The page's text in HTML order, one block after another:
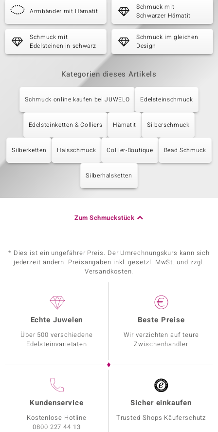
Armbänder mit Hämatit
Schmuck mit
Schwarzer Hämatit
Schmuck mit
Edelsteinen in schwarz
Schmuck im gleichen
Design
Kategorien dieses Artikels
Schmuck online kaufen bei JUWELO Edelsteinschmuck
Edelsteinketten & Colliers Hämatit Silberschmuck
Silberketten Halsschmuck Collier-Boutique Bead Schmuck
Silberhalsketten
Zum Schmuckstück
* Dies ist ein ungefährer Preis. Der Umrechnungskurs kann sich
jederzeit ändern. Preisangaben inkl. gesetzl. MwSt. und zzgl.
Versandkosten.
Echte Juwelen
Über 500 verschiedene
Edelsteinvarietäten
Beste Preise
Wir verzichten auf teure
Zwischenhändler
Kundenservice
Kostenlose Hotline
0800 227 44 13
Sicher einkaufen
Trusted Shops Käuferschutz